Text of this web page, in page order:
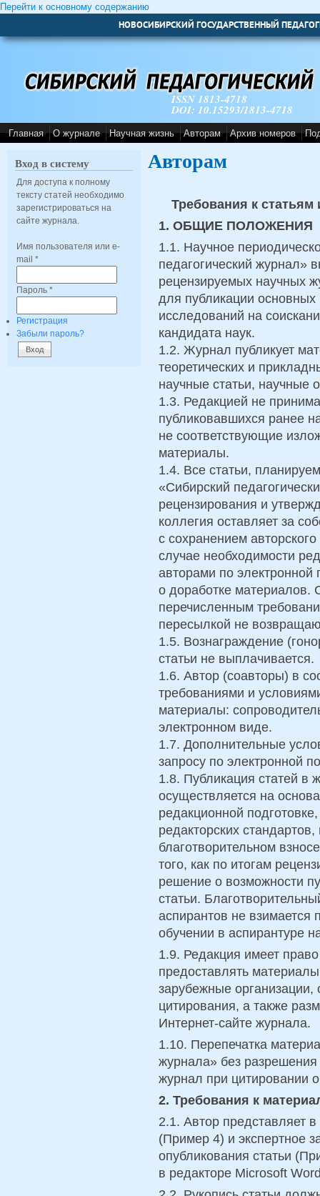
Перейти к основному содержанию
НОВОСИБИРСКИЙ ГОСУДАРСТВЕННЫЙ
ISSN 1813-4718
DOI: 10.15293/1813-4718
Главная О журнале Научная жизнь Авторам Архив номеров
Вход в систему
Для доступа к полному
тексту статей необходимо
зарегистрироваться на
сайте журнала.
Имя пользователя или e-
mail *
Пароль *
Регистрация
Забыли пароль?
Авторам
Требования к
1. ОБЩИЕ ПОЛОЖЕНИЯ
1.1. Научное
педагогический журнал»
рецензируемых научных
для публикации основных
исследований на
кандидата наук.
1.2. Журнал публикует
теоретических и
научные статьи, научные
1.3. Редакцией не
публиковавшихся ранее
не соответствующие
материалы.
1.4. Все статьи,
«Сибирский
рецензирования и
коллегия оставляет за
с сохранением
случае необходимости
авторами по электронной
о доработке материалов.
перечисленным
пересылкой не
1.5. Вознаграждение
статьи не выплачивается.
1.6. Автор (соавторы) в
требованиями и
материалы:
электронном виде.
1.7. Дополнительные
запросу по электронной
1.8. Публикация статей в
осуществляется на
редакционной
редакторских
благотворительном
того, как по итогам
решение о возможности
статьи.
аспирантов не взимается
обучении в аспирантуре
1.9. Редакция имеет
предоставлять
зарубежные
цитирования, а также
Интернет-сайте журнала.
1.10. Перепечатка
журнала» без
журнал при цитировании
2. Требования к
2.1. Автор представляет в
(Пример 4) и экспертное
опубликования статьи
в редакторе Microsoft